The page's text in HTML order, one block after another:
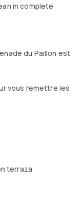
in complete
du Paillon est
vous remettre les
terraza